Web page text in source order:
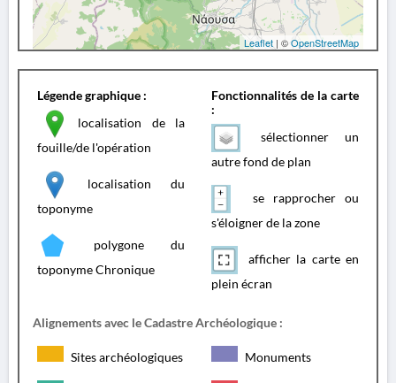
Leaflet | ©OpenStreetMap
Légende graphique :
localisation de la
fouille/de l'opération
localisation du
toponyme
polygone du
toponyme Chronique
Fonctionnalités de la carte
:
sélectionner un
autre fond de plan
se rapprocher ou
s'éloigner de la zone
afficher la carte en
plein écran
Alignements avec le Cadastre Archéologique :
Sites archéologiques Monuments